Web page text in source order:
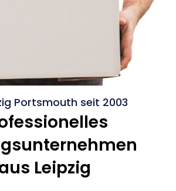
Portsmouth seit 2003
Leipzig